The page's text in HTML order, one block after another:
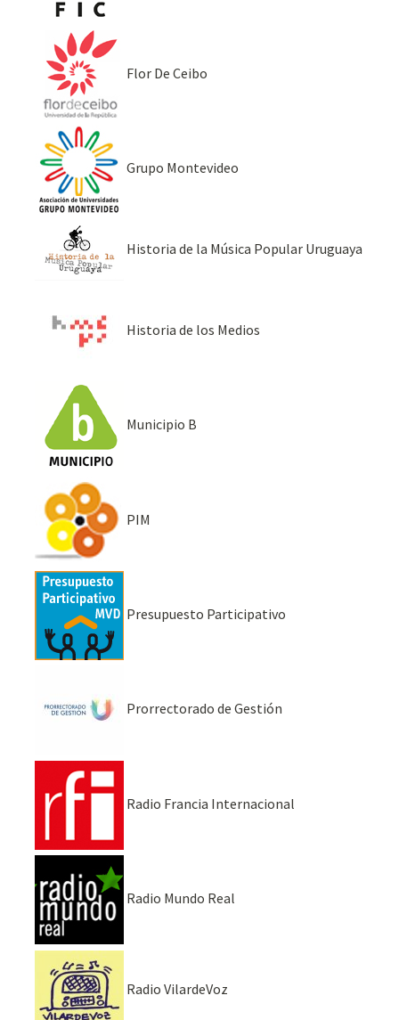
Flor De Ceibo
Grupo Montevideo
Historia de la Música Popular Uruguaya
Historia de los Medios
Municipio B
PIM
Presupuesto Participativo
Prorrectorado de Gestión
Radio Francia Internacional
Radio Mundo Real
Radio VilardeVoz